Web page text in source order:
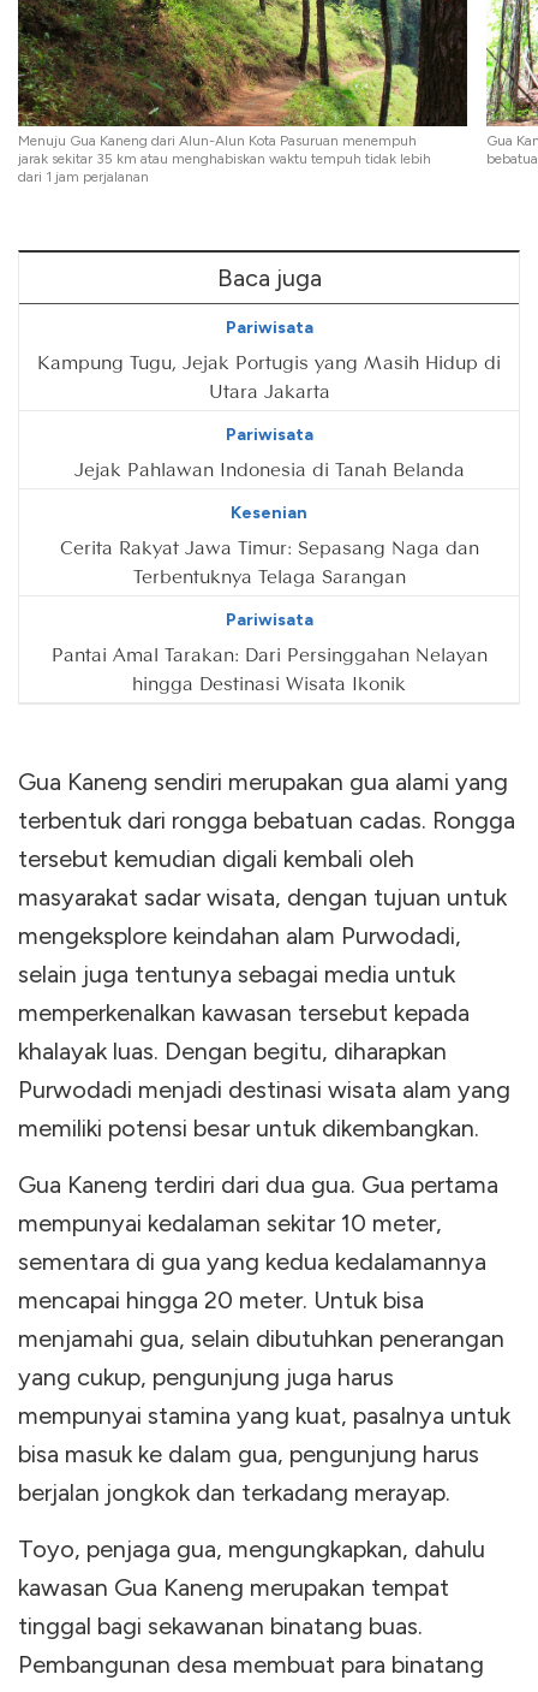
Menuju Gua Kaneng dari Alun-Alun Kota Pasuruan menempuh
jarak sekitar 35 km atau menghabiskan waktu tempuh tidak lebih
dari 1 jam perjalanan
Gua
Baca juga
Pariwisata
Kampung Tugu, Jejak Portugis yang Masih Hidup di
Utara Jakarta
Pariwisata
Jejak Pahlawan Indonesia di Tanah Belanda
Kesenian
Cerita Rakyat Jawa Timur: Sepasang Naga dan
Terbentuknya Telaga Sarangan
Pariwisata
Pantai Amal Tarakan: Dari Persinggahan Nelayan
hingga Destinasi Wisata Ikonik
Gua Kaneng sendiri merupakan gua alami yang
terbentuk dari rongga bebatuan cadas. Rongga
tersebut kemudian digali kembali oleh
masyarakat sadar wisata, dengan tujuan untuk
mengeksplore keindahan alam Purwodadi,
selain juga tentunya sebagai media untuk
memperkenalkan kawasan tersebut kepada
khalayak luas. Dengan begitu, diharapkan
Purwodadi menjadi destinasi wisata alam yang
memiliki potensi besar untuk dikembangkan.
Gua Kaneng terdiri dari dua gua. Gua pertama
mempunyai kedalaman sekitar 10 meter,
sementara di gua yang kedua kedalamannya
mencapai hingga 20 meter. Untuk bisa
menjamahi gua, selain dibutuhkan penerangan
yang cukup, pengunjung juga harus
mempunyai stamina yang kuat, pasalnya untuk
bisa masuk ke dalam gua, pengunjung harus
berjalan jongkok dan terkadang merayap.
Toyo, penjaga gua, mengungkapkan, dahulu
kawasan Gua Kaneng merupakan tempat
tinggal bagi sekawanan binatang buas.
Pembangunan desa membuat para binatang